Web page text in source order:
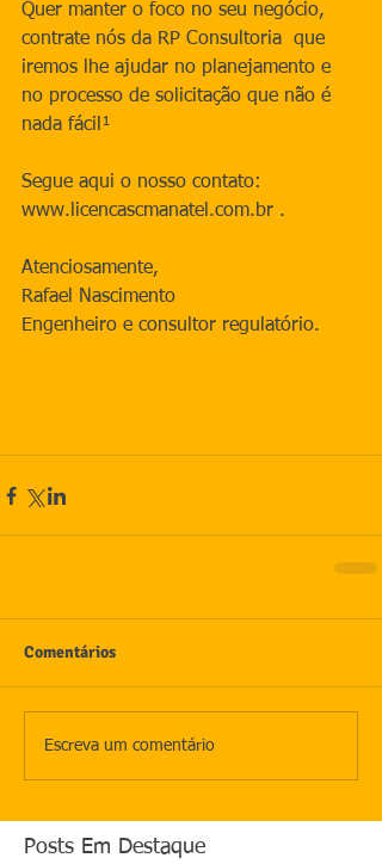
Quer manter o foco no seu negócio,
contrate nós da RP Consultoria  que
iremos lhe ajudar no planejamento e
no processo de solicitação que não é
nada fácil¹
Segue aqui o nosso contato:
www.licencascmanatel.com.br .
Atenciosamente,
Rafael Nascimento
Engenheiro e consultor regulatório.
Comentários
Escreva um comentário
Posts Em Destaque